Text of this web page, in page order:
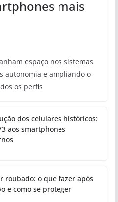
mais
espaço nos sistemas
autonomia e ampliando o
os perfis
dos celulares históricos:
aos smartphones
roubado: o que fazer após
e como se proteger